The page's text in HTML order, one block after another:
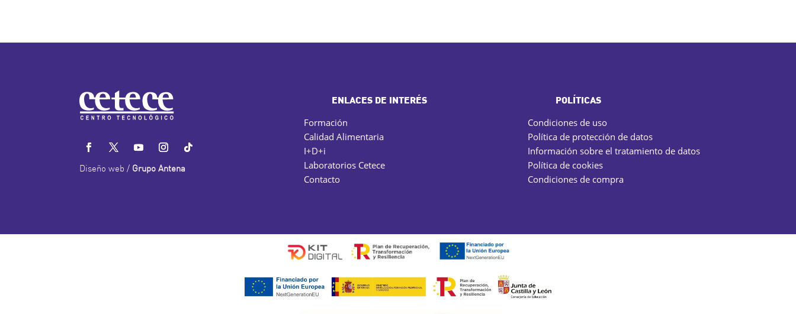
Diseño web / Grupo Antena
ENLACES DE INTERÉS
Formación
Calidad Alimentaria
I+D+i
Laboratorios Cetece
Contacto
POLÍTICAS
Condiciones de uso
Política de protección de datos
Información sobre el tratamiento de datos
Política de cookies
Condiciones de compra